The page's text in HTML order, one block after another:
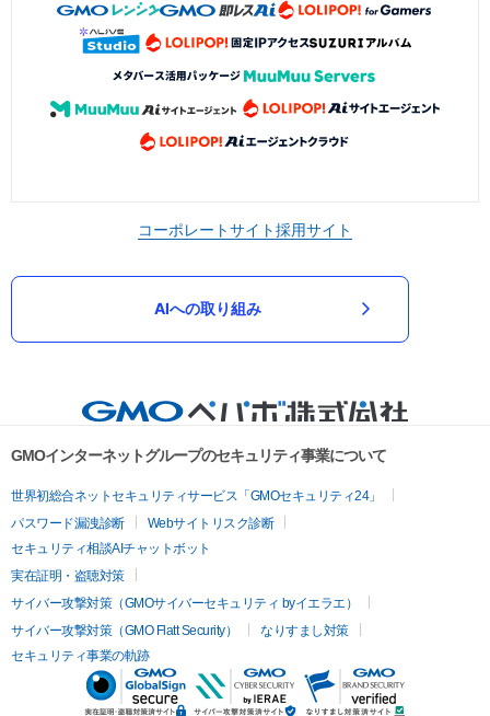
コーポレートサイト採用サイト
AIへの取り組み
GMOインターネットグループのセキュリティ事業について
世界初総合ネットセキュリティサービス「GMOセキュリティ24」
パスワード漏洩診断
Webサイトリスク診断
セキュリティ相談AIチャットボット
実在証明・盗聴対策
サイバー攻撃対策（GMOサイバーセキュリティ byイエラエ）
サイバー攻撃対策（GMO Flatt Security）
なりすまし対策
セキュリティ事業の軌跡